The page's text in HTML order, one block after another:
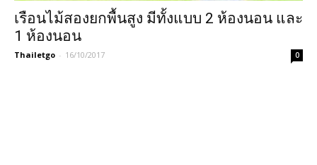
เรือนไม้สองยกพื้นสูง มีทั้งแบบ 2 ห้องนอน และ
1 ห้องนอน
Thailetgo - 16/10/2017 0